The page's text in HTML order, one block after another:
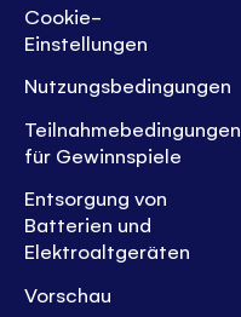
Cookie-
Einstellungen
Nutzungsbedingungen
Teilnahmebedingungen
für Gewinnspiele
Entsorgung von
Batterien und
Elektroaltgeräten
Vorschau